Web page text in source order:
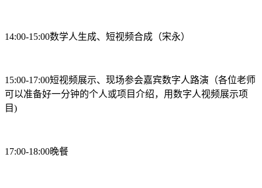
14:00-15:00数学人生成、短视频合成（宋永）
15:00-17:00短视频展示、现场参会嘉宾数字人路演（各位老师
可以准备好一分钟的个人或项目介绍，用数字人视频展示项
目)
17:00-18:00晚餐